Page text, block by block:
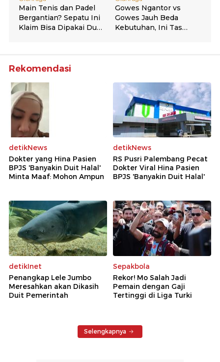
Rekomendasi
detikNews
Dokter yang Hina Pasien
BPJS 'Banyakin Duit Halal'
Minta Maaf: Mohon Ampun
detikNews
RS Pusri Palembang Pecat
Dokter Viral Hina Pasien
BPJS 'Banyakin Duit Halal'
detikInet
Penangkap Lele Jumbo
Meresahkan akan Dikasih
Duit Pemerintah
Sepakbola
Rekor! Mo Salah Jadi
Pemain dengan Gaji
Tertinggi di Liga Turki
Selengkapnya